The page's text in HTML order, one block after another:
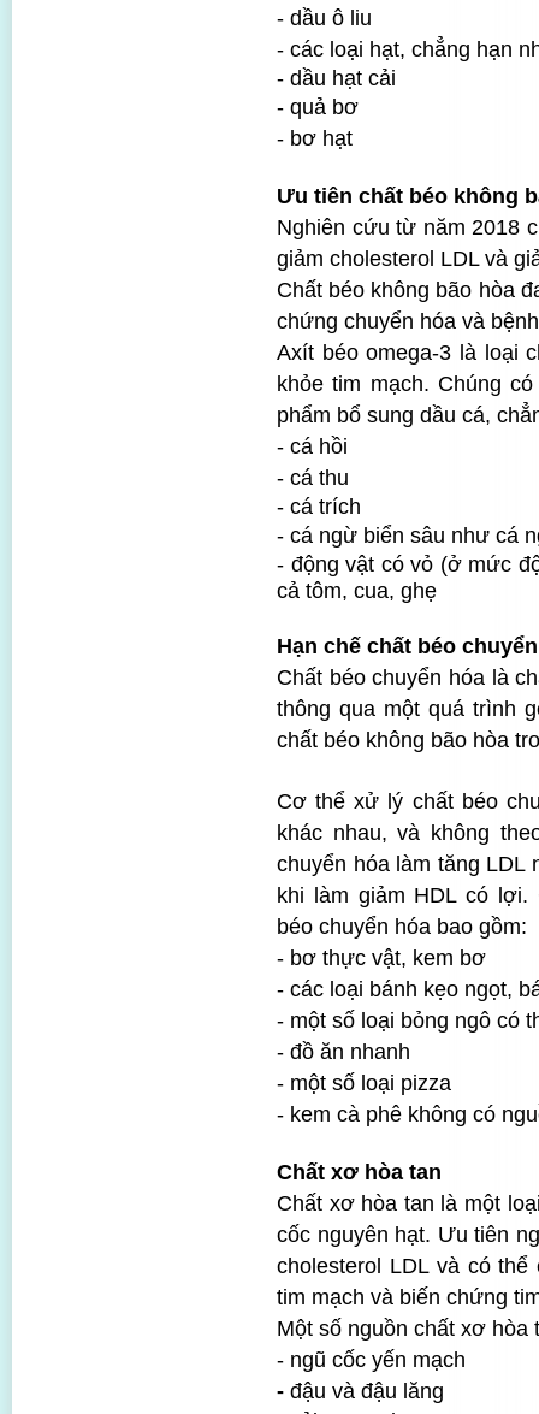
- dầu ô liu
- các loại hạt, chẳng hạn
- dầu hạt cải
- quả bơ
- bơ hạt
Ưu tiên chất béo không
Nghiên cứu từ năm 2018
giảm cholesterol LDL và
Chất béo không bão hòa
chứng chuyển hóa và
Axít béo omega-3 là loại
khỏe tim mạch. Chúng
phẩm bổ sung dầu cá,
- cá hồi
- cá thu
- cá trích
- cá ngừ biển sâu như cá
- động vật có vỏ (ở mức
cả tôm, cua, ghẹ
Hạn chế chất béo
Chất béo chuyển hóa là
thông qua một quá trình
chất béo không bão hòa
Cơ thể xử lý chất béo
khác nhau, và không
chuyển hóa làm tăng LDL
khi làm giảm HDL có
béo chuyển hóa bao gồm:
- bơ thực vật, kem bơ
- các loại bánh kẹo ngọt,
- một số loại bỏng ngô có
- đồ ăn nhanh
- một số loại pizza
- kem cà phê không có
Chất xơ hòa tan
Chất xơ hòa tan là một
cốc nguyên hạt. Ưu tiên
cholesterol LDL và có
tim mạch và biến chứng
Một số nguồn chất xơ
- ngũ cốc yến mạch
- đậu và đậu lăng